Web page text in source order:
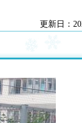
更新日：